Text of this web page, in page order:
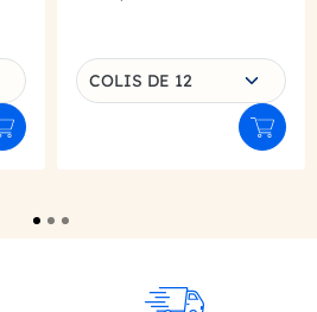
Ajouter au panier
Choisissez une déclinaison
COLIS DE 12